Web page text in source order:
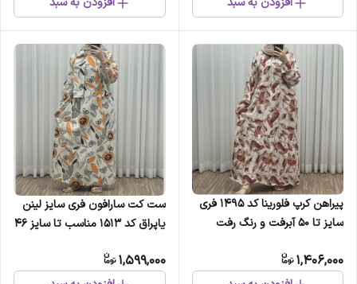
پیراهن کرپ فلورینا کد 1495 فری
سایز تا 50 آبرفت و رنگ رفت
چهارفصل کمربند دارد
1,406,000
ست کت سارافون فری سایز لینن
یاپراق کد 1513 مناسب تا سایز 46
1,599,000